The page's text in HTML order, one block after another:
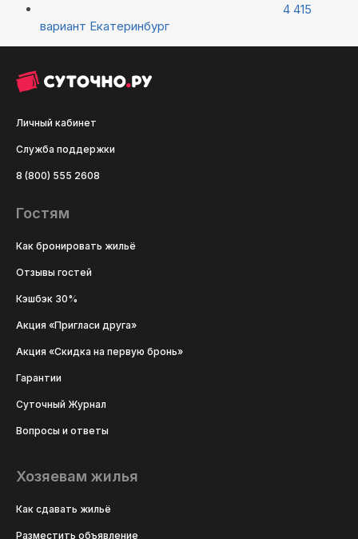
4 415
вариант Екатеринбург
Личный кабинет
Служба поддержки
8 (800) 555 2608
Гостям
Как бронировать жильё
Отзывы гостей
Кэшбэк 30%
Акция «Пригласи друга»
Акция «Скидка на первую бронь»
Гарантии
Суточный Журнал
Вопросы и ответы
Хозяевам жилья
Как сдавать жильё
Разместить объявление